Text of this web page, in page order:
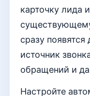
карточку лида
сразу
источник
обращений и
Настройте